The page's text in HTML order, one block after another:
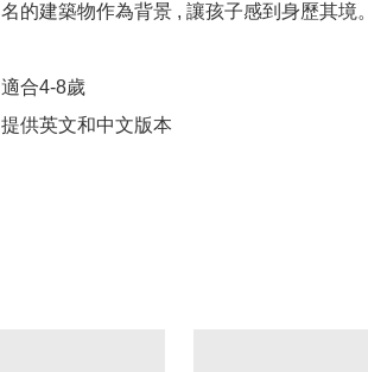
名的建築物作為背景 , 讓孩子感到身歷其境。
適合4-8歲
提供英文和中文版本